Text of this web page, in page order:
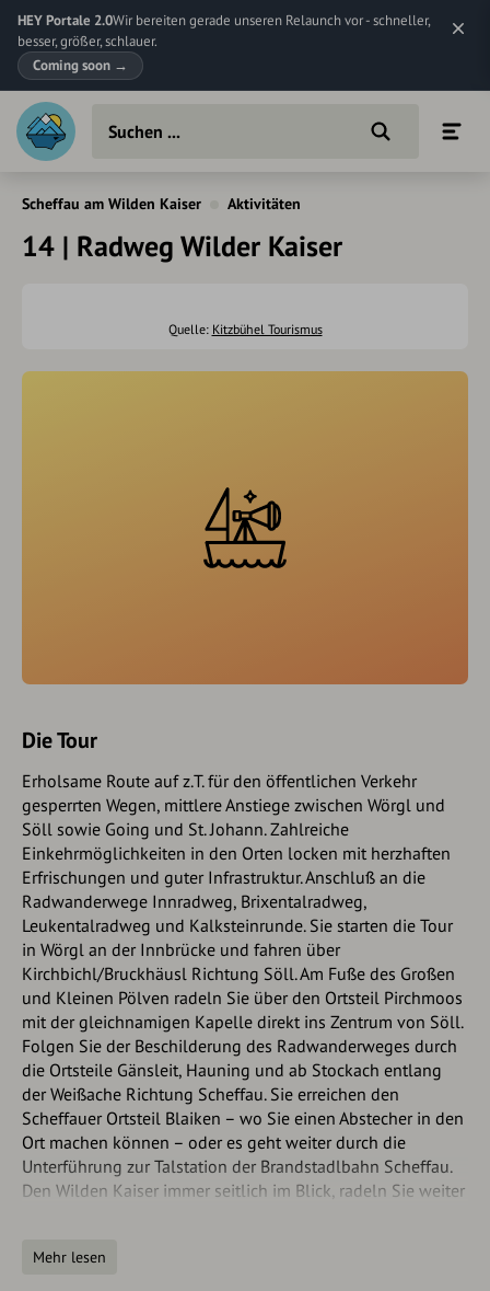
HEY Portale 2.0Wir bereiten gerade unseren Relaunch vor - schneller,
besser, größer, schlauer.
Coming soon →
Scheffau am Wilden Kaiser Aktivitäten
14 | Radweg Wilder Kaiser
Quelle: Kitzbühel Tourismus
Die Tour
Erholsame Route auf z.T. für den öffentlichen Verkehr
gesperrten Wegen, mittlere Anstiege zwischen Wörgl und
Söll sowie Going und St. Johann. Zahlreiche
Einkehrmöglichkeiten in den Orten locken mit herzhaften
Erfrischungen und guter Infrastruktur. Anschluß an die
Radwanderwege Innradweg, Brixentalradweg,
Leukentalradweg und Kalksteinrunde. Sie starten die Tour
in Wörgl an der Innbrücke und fahren über
Kirchbichl/Bruckhäusl Richtung Söll. Am Fuße des Großen
und Kleinen Pölven radeln Sie über den Ortsteil Pirchmoos
mit der gleichnamigen Kapelle direkt ins Zentrum von Söll.
Folgen Sie der Beschilderung des Radwanderweges durch
die Ortsteile Gänsleit, Hauning und ab Stockach entlang
der Weißache Richtung Scheffau. Sie erreichen den
Scheffauer Ortsteil Blaiken – wo Sie einen Abstecher in den
Ort machen können – oder es geht weiter durch die
Unterführung zur Talstation der Brandstadlbahn Scheffau.
Den Wilden Kaiser immer seitlich im Blick, radeln Sie weiter
Ellmauer Ortskern führt Sie dann die Alte Straße nach
Mehr lesen